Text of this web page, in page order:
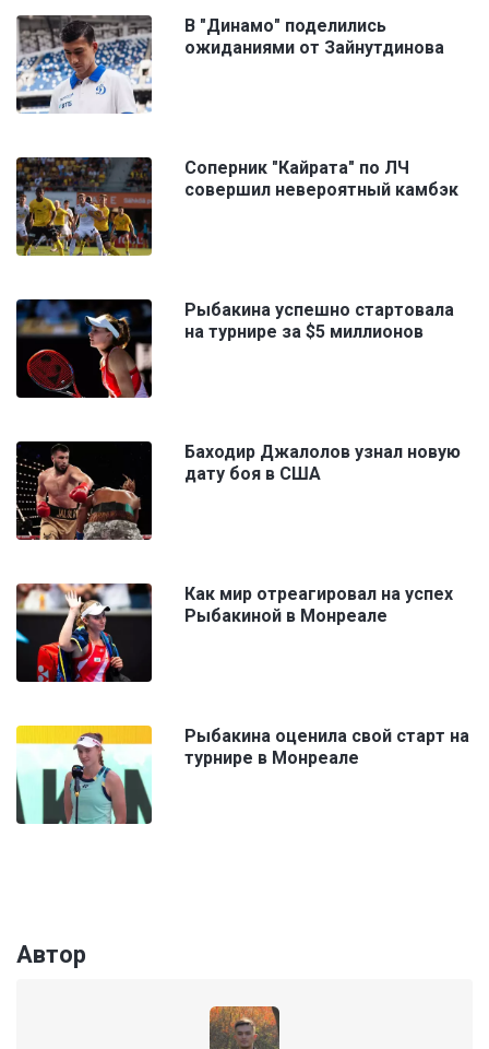
В "Динамо" поделились
ожиданиями от Зайнутдинова
Соперник "Кайрата" по ЛЧ
совершил невероятный камбэк
Рыбакина успешно стартовала
на турнире за $5 миллионов
Баходир Джалолов узнал новую
дату боя в США
Как мир отреагировал на успех
Рыбакиной в Монреале
Рыбакина оценила свой старт на
турнире в Монреале
Автор